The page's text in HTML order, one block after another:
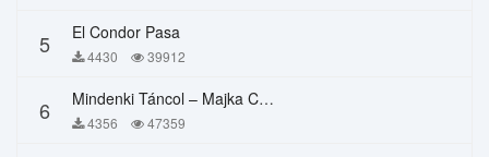
5 El Condor Pasa
4430 39912
6 Mindenki Táncol – Majka Curtis, Péter Majoros
4356 47359